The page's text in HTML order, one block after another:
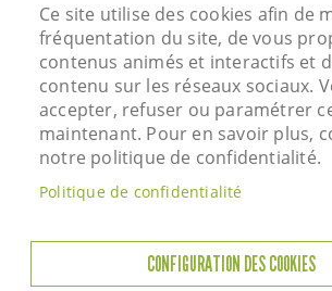
PAGE
Données personnelles
Cookies
Contact
S'identifier
Hôtel de Ville - Rue Vieille Saint
Courdimanche - Tél. 01 34
Horaires
Ce site utilise des cookies afin de
fréquentation du site, de vous
contenus animés et interactifs et
contenu sur les réseaux sociaux.
accepter, refuser ou paramétrer
maintenant. Pour en savoir plus,
notre politique de confidentialité.
Politique de confidentialité
CONFIGURATION DES COOKIES